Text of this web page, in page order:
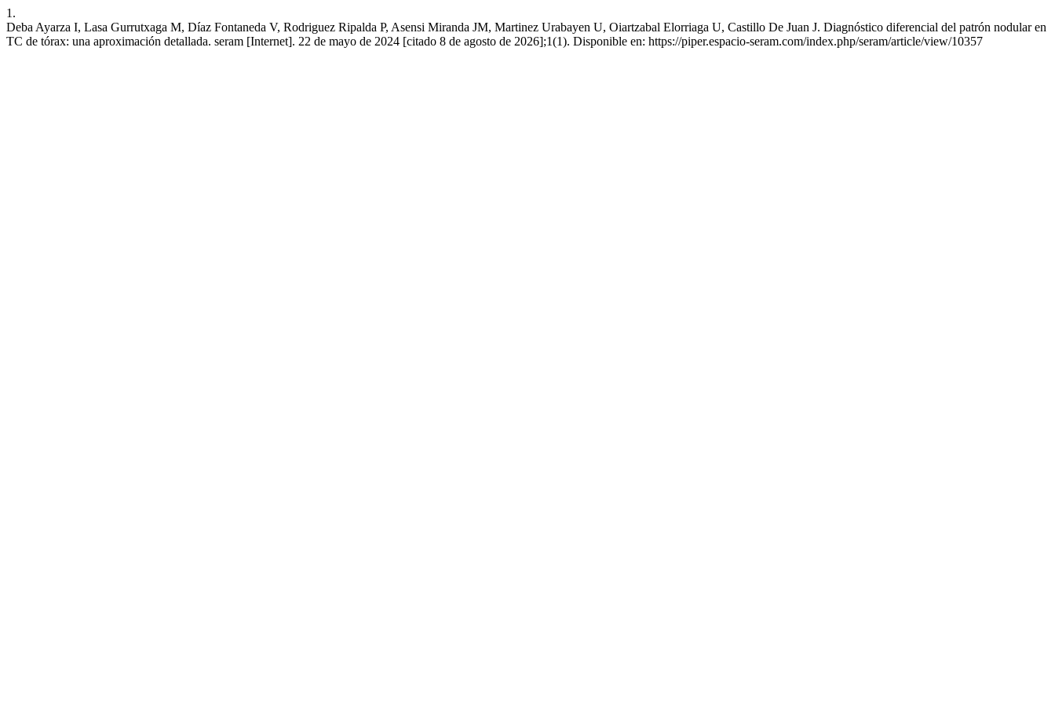
1.
Deba Ayarza I, Lasa Gurrutxaga M, Díaz Fontaneda V, Rodriguez Ripalda P, Asensi Miranda JM, Martinez Urabayen U, Oiartzabal Elorriaga U, Castillo De Juan J. Diagnóstico diferencial del patrón nodular en
TC de tórax: una aproximación detallada. seram [Internet]. 22 de mayo de 2024 [citado 8 de agosto de 2026];1(1). Disponible en: https://piper.espacio-seram.com/index.php/seram/article/view/10357